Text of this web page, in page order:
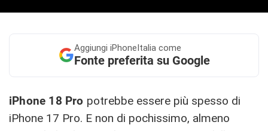
Aggiungi iPhoneItalia come
Fonte preferita su Google
iPhone 18 Pro potrebbe essere più spesso di
iPhone 17 Pro. E non di pochissimo, almeno